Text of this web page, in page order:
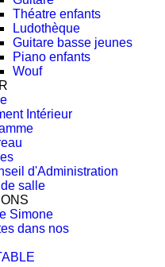
Théatre enfants
Ludothèque
Guitare basse jeunes
Piano enfants
Wouf
Intérieur
d'Administration
salle
Simone
dans nos